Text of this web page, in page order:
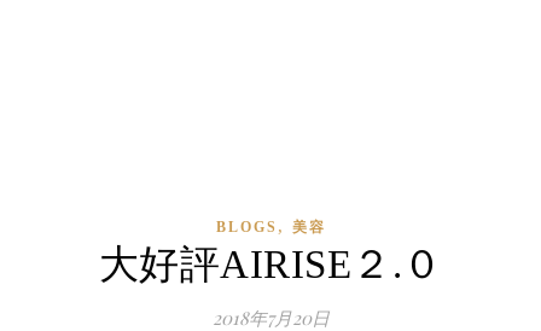
BLOGS , 美容
大好評AIRISE２.０
2018年7月20日